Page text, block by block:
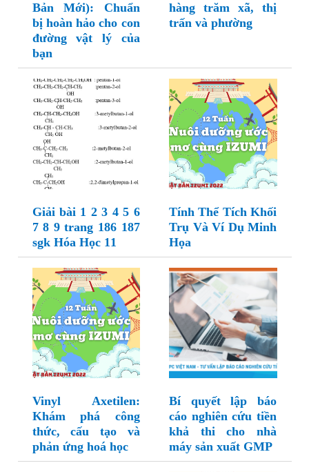
Bản Mới): Chuẩn
bị hoàn hảo cho con
đường vật lý của
bạn
hàng trăm xã, thị
trấn và phường
Giải bài 1 2 3 4 5 6
7 8 9 trang 186 187
sgk Hóa Học 11
Tính Thể Tích Khối
Trụ Và Ví Dụ Minh
Họa
Vinyl Axetilen:
Khám phá công
thức, cấu tạo và
phản ứng hoá học
Bí quyết lập báo
cáo nghiên cứu tiền
khả thi cho nhà
máy sản xuất GMP